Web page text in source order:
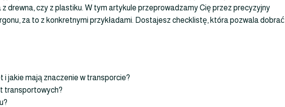
drewna, czy z plastiku. W tym artykule przeprowadzamy Cię przez precyzyjny
za to z konkretnymi przykładami. Dostajesz checklistę, która pozwala dobrać
jakie mają znaczenie w transporcie?
transportowych?